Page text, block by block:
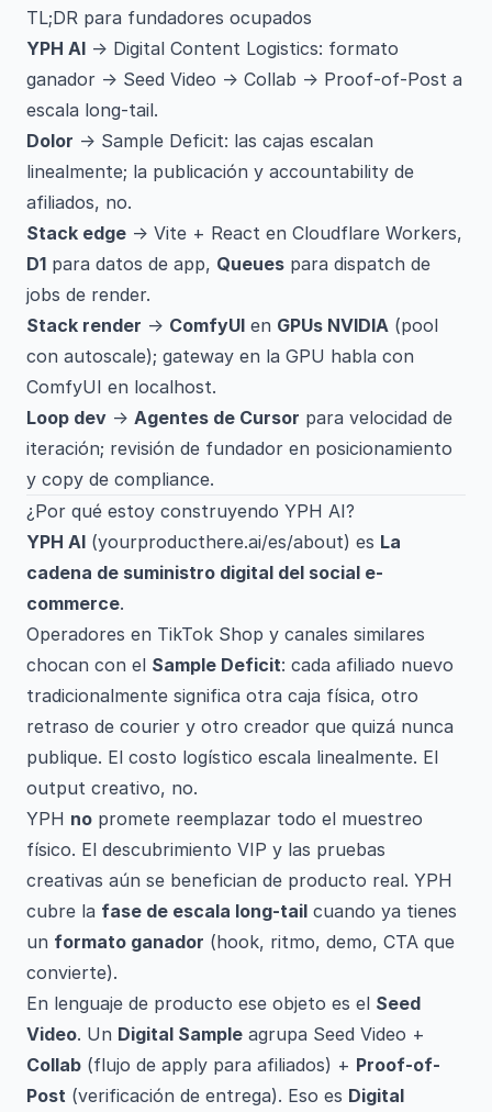
TL;DR para fundadores ocupados
YPH AI → Digital Content Logistics: formato
ganador → Seed Video → Collab → Proof-of-Post a
escala long-tail.
Dolor → Sample Deficit: las cajas escalan
linealmente; la publicación y accountability de
afiliados, no.
Stack edge → Vite + React en Cloudflare Workers,
D1 para datos de app, Queues para dispatch de
jobs de render.
Stack render → ComfyUI en GPUs NVIDIA (pool
con autoscale); gateway en la GPU habla con
ComfyUI en localhost.
Loop dev → Agentes de Cursor para velocidad de
iteración; revisión de fundador en posicionamiento
y copy de compliance.
¿Por qué estoy construyendo YPH AI?
YPH AI (yourproducthere.ai/es/about) es La
cadena de suministro digital del social e-
commerce.
Operadores en TikTok Shop y canales similares
chocan con el Sample Deficit: cada afiliado nuevo
tradicionalmente significa otra caja física, otro
retraso de courier y otro creador que quizá nunca
publique. El costo logístico escala linealmente. El
output creativo, no.
YPH no promete reemplazar todo el muestreo
físico. El descubrimiento VIP y las pruebas
creativas aún se benefician de producto real. YPH
cubre la fase de escala long-tail cuando ya tienes
un formato ganador (hook, ritmo, demo, CTA que
convierte).
En lenguaje de producto ese objeto es el Seed
Video. Un Digital Sample agrupa Seed Video +
Collab (flujo de apply para afiliados) + Proof-of-
Post (verificación de entrega). Eso es Digital